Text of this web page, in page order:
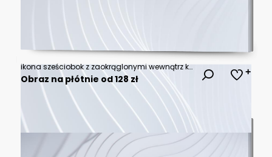
ikona sześciobok z zaokrąglonymi wewnątrz krawędziami
Obraz na płótnie od 128 zł